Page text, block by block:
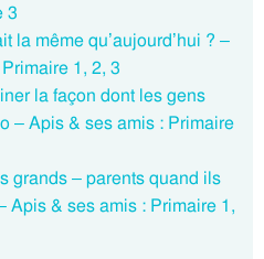
3
la même qu’aujourd’hui ? –
1, 2, 3
la façon dont les gens
– Apis & ses amis : Primaire
grands – parents quand ils
Apis & ses amis : Primaire 1,